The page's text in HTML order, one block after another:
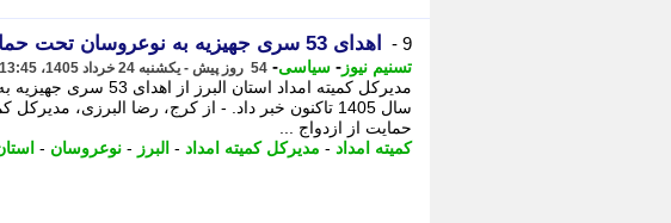
9 - اهدای 53 سری جهیزیه به نوعروسان تحت حمایت کمیته امداد البرز
تسنیم نیوز - سیاسی- 54 روز پیش - یکشنبه 24 خرداد 1405، 13:45
مدیرکل کمیته امداد استان
سال 1405 تاکنون خبر داد. - از کرج، رضا البرزی،
حمایت از ازدواج ...
کمیته امداد - مدیرکل کمیته امداد - البرز - نوعروسان -